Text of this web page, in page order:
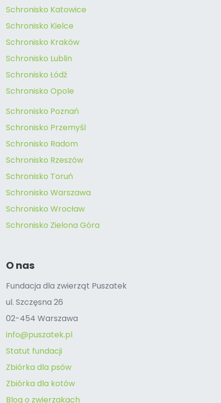
Schronisko Katowice
Schronisko Kielce
Schronisko Kraków
Schronisko Lublin
Schronisko Łódź
Schronisko Opole
Schronisko Poznań
Schronisko Przemyśl
Schronisko Radom
Schronisko Rzeszów
Schronisko Toruń
Schronisko Warszawa
Schronisko Wrocław
Schronisko Zielona Góra
O nas
Fundacja dla zwierząt Puszatek
ul. Szczęsna 26
02-454 Warszawa
info@puszatek.pl
Statut fundacji
Zbiórka dla psów
Zbiórka dla kotów
Blog o zwierzakach